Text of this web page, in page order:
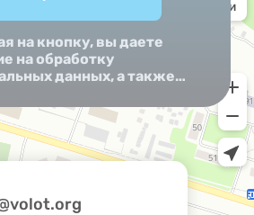
на кнопку, вы даете
на обработку
данных, а также
данных
программами.